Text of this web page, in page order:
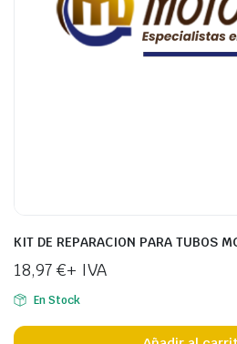
KIT DE REPARACION PARA TUBOS
18,97 €+ IVA
En Stock